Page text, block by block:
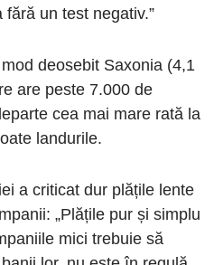
un test negativ.”
deosebit Saxonia (4,1
are peste 7.000 de
cea mai mare rată la
landurile.
a criticat dur plățile lente
„Plățile pur și simplu
mici trebuie să